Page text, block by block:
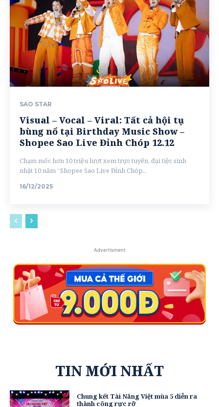
SAO STAR
Visual – Vocal – Viral: Tất cả hội tụ
bùng nổ tại Birthday Music Show –
Shopee Sao Live Đỉnh Chóp 12.12
Chạm mốc hơn 10 triệu lượt xem trực tuyến, đại tiệc sinh
nhật 10 năm “Shopee Sao Live Đỉnh Chóp...
16/12/2025
Advertisment
TIN MỚI NHẤT
Chung kết Tài Năng Việt mùa 5 diễn ra
thành công rực rỡ